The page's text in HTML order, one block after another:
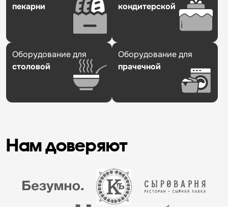
пекарни
кондитерской
Оборудование для
столовой
Оборудование для
прачечной
Нам доверяют